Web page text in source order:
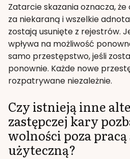
Zatarcie skazania oznacza,
za niekaraną i wszelkie
zostają usunięte z rejestrów.
wpływa na możliwość
samo przestępstwo, jeśli
ponownie. Każde nowe
rozpatrywane niezależnie.
Czy istnieją inne
zastępczej kary
wolności poza pracą
użyteczną?